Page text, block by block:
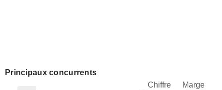
Principaux concurrents
Chiffre
Marge